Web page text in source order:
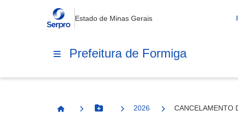
Estado de Minas Gerais
Prefeitura de Formiga
Página InicialBotão Menu
2026 CANCELAMENTO